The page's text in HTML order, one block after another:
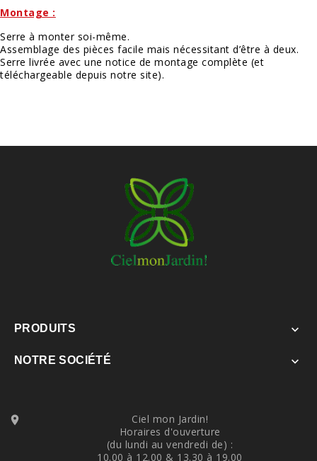
Montage :
Serre à monter soi-même.
Assemblage des pièces facile mais nécessitant d’être à deux.
Serre livrée avec une notice de montage complète (et
téléchargeable depuis notre site).
PRODUITS 
NOTRE SOCIÉTÉ 

Ciel mon Jardin!
Horaires d'ouverture
(du lundi au vendredi de) :
10.00 à 12.00 & 13.30 à 19.00